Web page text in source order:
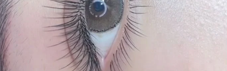
NỐI
BỘ DỤNG CỤ NỐI MI MEGA
VOLUME TẶNG KHOÁ HỌC NỐI
MI MEGA ONLINE
2.189.000đ